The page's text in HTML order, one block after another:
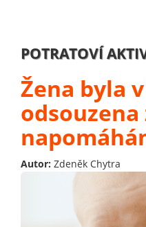
POTRATOVÍ
Žena byla
Autor: Zdeněk Chytra